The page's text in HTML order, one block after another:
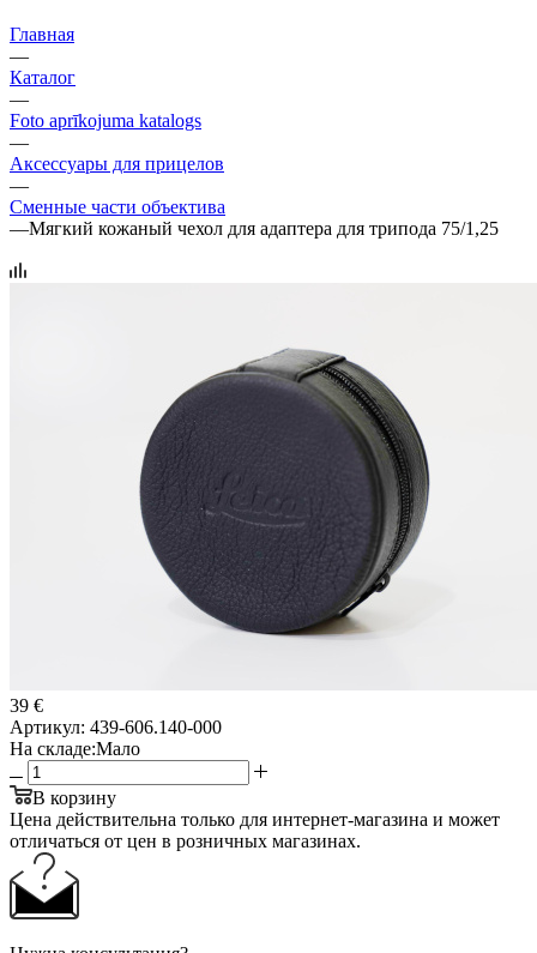
Главная
—
Каталог
—
Foto aprīkojuma katalogs
—
Аксессуары для прицелов
—
Сменные части объектива
—Мягкий кожаный чехол для адаптера для трипода 75/1,25
39 €
Артикул: 439-606.140-000
На складе:Мало
В корзину
Цена действительна только для интернет-магазина и может
отличаться от цен в розничных магазинах.